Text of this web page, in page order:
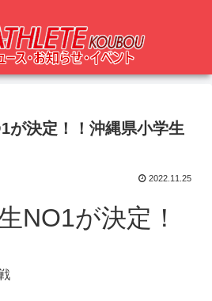
が決定！！沖縄県小学生
2022.11.25
NO1が決定！